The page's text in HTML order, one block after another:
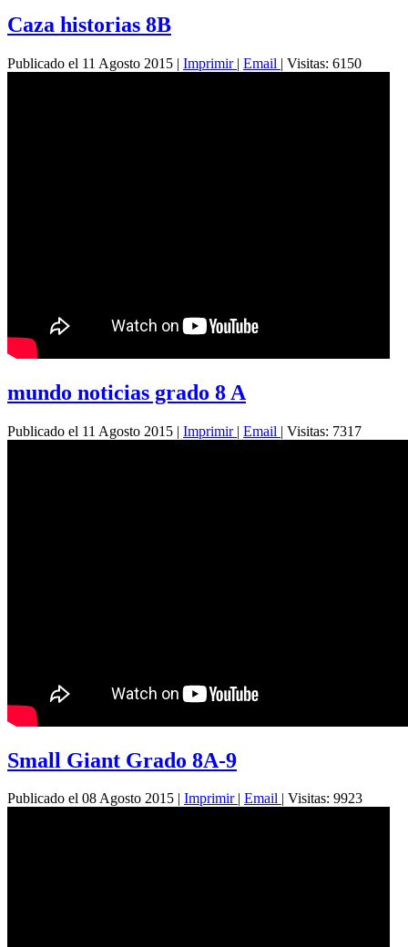
Caza historias 8B
Publicado el 11 Agosto 2015 | Imprimir | Email | Visitas: 6150
mundo noticias grado 8 A
Publicado el 11 Agosto 2015 | Imprimir | Email | Visitas: 7317
Small Giant Grado 8A-9
Publicado el 08 Agosto 2015 | Imprimir | Email | Visitas: 9923